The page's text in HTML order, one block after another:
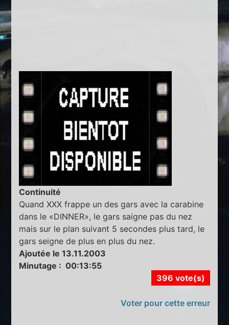
Continuité
Quand XXX frappe un des gars avec la carabine
dans le «DINNER», le gars saigne pas du nez
mais sur le plan suivant 5 secondes plus tard, le
gars seigne de plus en plus du nez.
Ajoutée le 13.11.2003
Minutage : 00:13:55
396 vote(s)
Voter pour cette erreur